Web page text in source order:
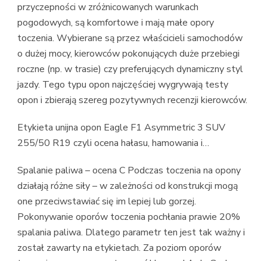
przyczepności w zróżnicowanych warunkach
pogodowych, są komfortowe i mają małe opory
toczenia. Wybierane są przez właścicieli samochodów
o dużej mocy, kierowców pokonujących duże przebiegi
roczne (np. w trasie) czy preferujących dynamiczny styl
jazdy. Tego typu opon najczęściej wygrywają testy
opon i zbierają szereg pozytywnych recenzji kierowców.
Etykieta unijna opon Eagle F1 Asymmetric 3 SUV
255/50 R19 czyli ocena hałasu, hamowania i…
Spalanie paliwa – ocena C Podczas toczenia na opony
działają różne siły – w zależności od konstrukcji mogą
one przeciwstawiać się im lepiej lub gorzej.
Pokonywanie oporów toczenia pochłania prawie 20%
spalania paliwa. Dlatego parametr ten jest tak ważny i
został zawarty na etykietach. Za poziom oporów